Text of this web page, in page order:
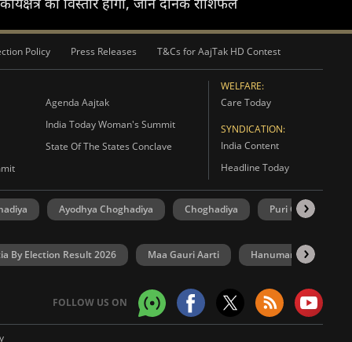
Policy Press Releases T&Cs for AajTak HD Contest
Agenda Aajtak
India Today Woman's Summit
State Of The States Conclave
WELFARE:
Care Today
SYNDICATION:
India Content
Headline Today
Ayodhya Choghadiya Choghadiya Puri Choghadiya
By Election Result 2026 Maa Gauri Aarti Hanuman Chalisa
FOLLOW US ON